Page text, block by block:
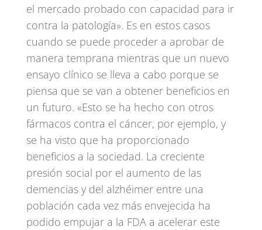
el mercado probado con capacidad para ir
contra la patología». Es en estos casos
cuando se puede proceder a aprobar de
manera temprana mientras que un nuevo
ensayo clínico se lleva a cabo porque se
piensa que se van a obtener beneficios en
un futuro. «Esto se ha hecho con otros
fármacos contra el cáncer, por ejemplo, y
se ha visto que ha proporcionado
beneficios a la sociedad. La creciente
presión social por el aumento de las
demencias y del alzhéimer entre una
población cada vez más envejecida ha
podido empujar a la FDA a acelerar este